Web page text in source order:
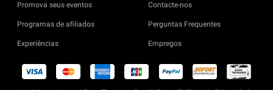
Promova seus eventos
Programas de afiliados
Experiências
Contacte-nos
Perguntas Frequentes
Empregos